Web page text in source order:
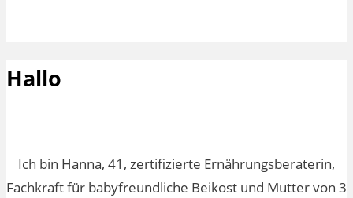
Hallo
Ich bin Hanna, 41, zertifizierte Ernährungsberaterin,
Fachkraft für babyfreundliche Beikost und Mutter von 3